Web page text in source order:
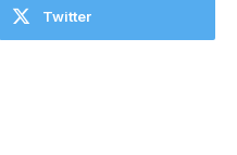
Twitter